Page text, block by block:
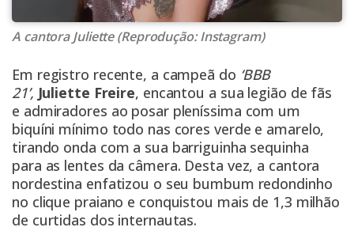
A cantora Juliette (Reprodução: Instagram)
Em registro recente, a campeã do ‘BBB
21’, Juliette Freire, encantou a sua legião de fãs
e admiradores ao posar pleníssima com um
biquíni mínimo todo nas cores verde e amarelo,
tirando onda com a sua barriguinha sequinha
para as lentes da câmera. Desta vez, a cantora
nordestina enfatizou o seu bumbum redondinho
no clique praiano e conquistou mais de 1,3 milhão
de curtidas dos internautas.